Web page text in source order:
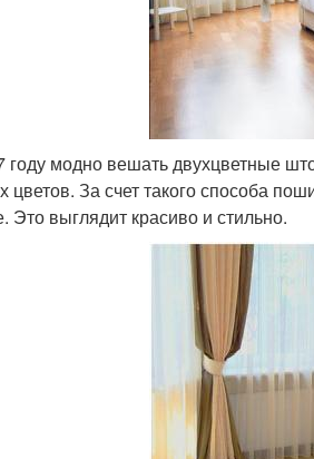
году модно вешать двухцветные
цветов. За счет такого способа
Это выглядит красиво и стильно.